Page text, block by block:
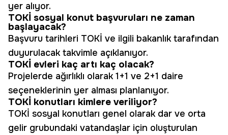
yer alıyor.
TOKİ sosyal konut başvuruları ne zaman
başlayacak?
Başvuru tarihleri TOKİ ve ilgili bakanlık tarafından
duyurulacak takvimle açıklanıyor.
TOKİ evleri kaç artı kaç olacak?
Projelerde ağırlıklı olarak 1+1 ve 2+1 daire
seçeneklerinin yer alması planlanıyor.
TOKİ konutları kimlere veriliyor?
TOKİ sosyal konutları genel olarak dar ve orta
gelir grubundaki vatandaşlar için oluşturulan